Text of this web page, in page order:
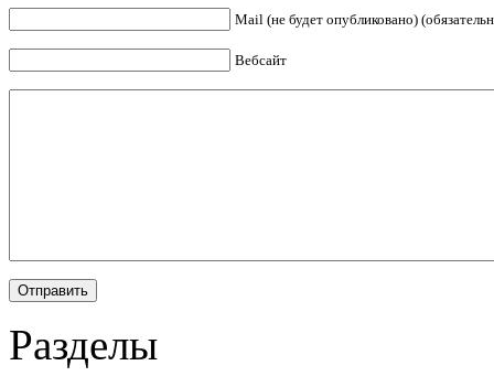
Mail (не будет опубликовано)
Вебсайт
Разделы